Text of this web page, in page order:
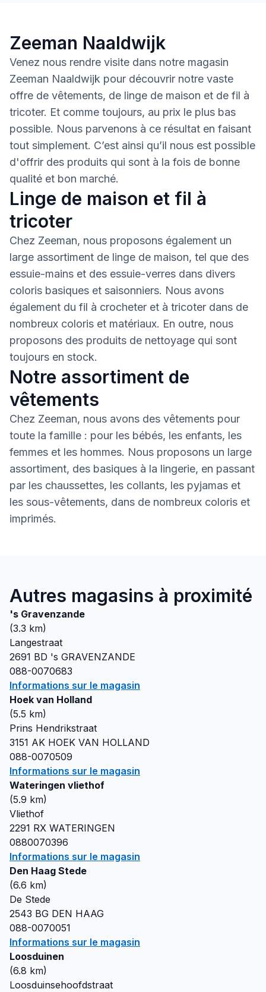
Zeeman Naaldwijk
Venez nous rendre visite dans notre magasin
Zeeman Naaldwijk pour découvrir notre vaste
offre de vêtements, de linge de maison et de fil à
tricoter. Et comme toujours, au prix le plus bas
possible. Nous parvenons à ce résultat en faisant
tout simplement. C’est ainsi qu’il nous est possible
d'offrir des produits qui sont à la fois de bonne
qualité et bon marché.
Linge de maison et fil à
tricoter
Chez Zeeman, nous proposons également un
large assortiment de linge de maison, tel que des
essuie-mains et des essuie-verres dans divers
coloris basiques et saisonniers. Nous avons
également du fil à crocheter et à tricoter dans de
nombreux coloris et matériaux. En outre, nous
proposons des produits de nettoyage qui sont
toujours en stock.
Notre assortiment de
vêtements
Chez Zeeman, nous avons des vêtements pour
toute la famille : pour les bébés, les enfants, les
femmes et les hommes. Nous proposons un large
assortiment, des basiques à la lingerie, en passant
par les chaussettes, les collants, les pyjamas et
les sous-vêtements, dans de nombreux coloris et
imprimés.
Autres magasins à proximité
's Gravenzande
(3.3 km)
Langestraat
2691 BD 's GRAVENZANDE
088-0070683
Informations sur le magasin
Hoek van Holland
(5.5 km)
Prins Hendrikstraat
3151 AK HOEK VAN HOLLAND
088-0070509
Informations sur le magasin
Wateringen vliethof
(5.9 km)
Vliethof
2291 RX WATERINGEN
0880070396
Informations sur le magasin
Den Haag Stede
(6.6 km)
De Stede
2543 BG DEN HAAG
088-0070051
Informations sur le magasin
Loosduinen
(6.8 km)
Loosduinsehoofdstraat